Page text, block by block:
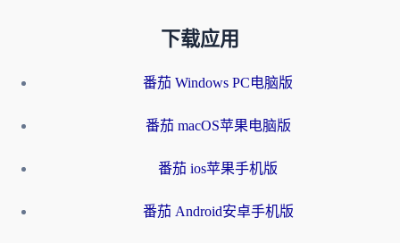
下载应用
番茄 Windows PC电脑版
番茄 macOS苹果电脑版
番茄 ios苹果手机版
番茄 Android安卓手机版